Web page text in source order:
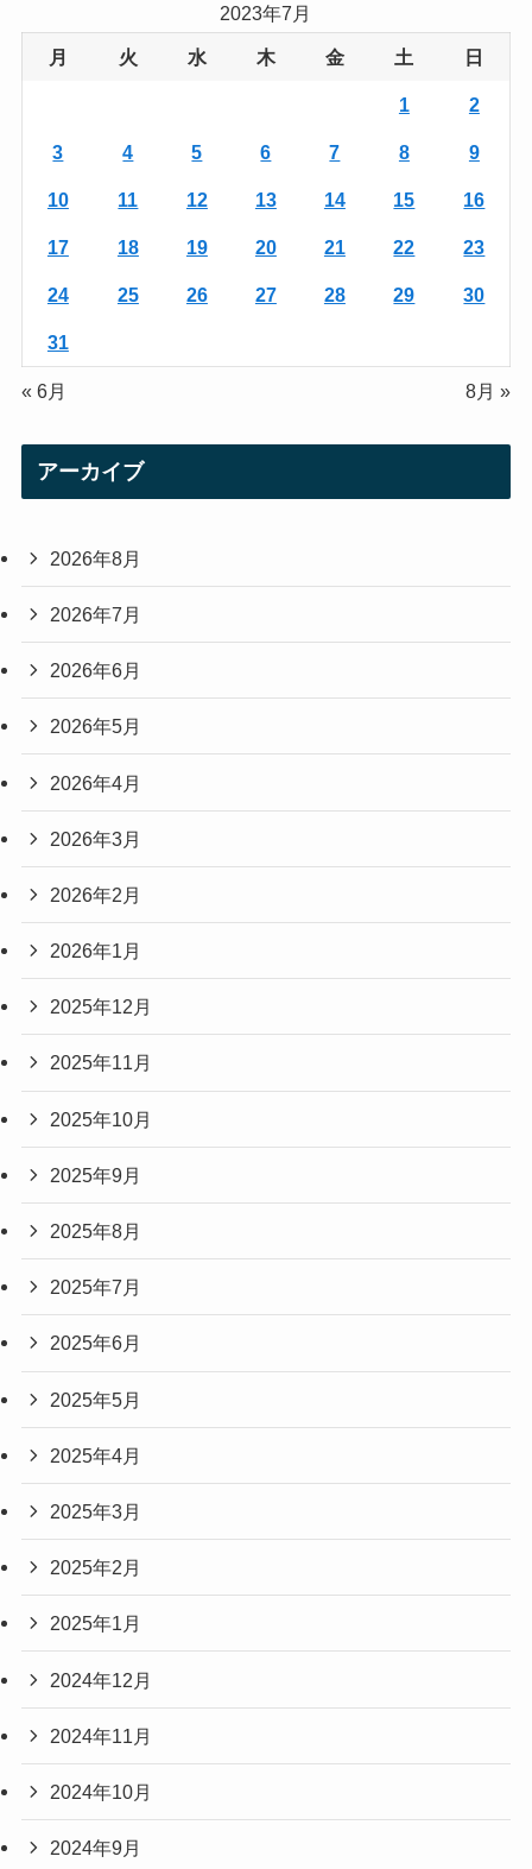
e
2023年7月
月 火 水 木 金 土 日
1 2
3 4 5 6 7 8 9
10 11 12 13 14 15 16
17 18 19 20 21 22 23
24 25 26 27 28 29 30
31
« 6月 8月 »
アーカイブ
2026年8月
2026年7月
2026年6月
2026年5月
2026年4月
2026年3月
2026年2月
2026年1月
2025年12月
2025年11月
2025年10月
2025年9月
2025年8月
2025年7月
2025年6月
2025年5月
2025年4月
2025年3月
2025年2月
2025年1月
2024年12月
2024年11月
2024年10月
2024年9月